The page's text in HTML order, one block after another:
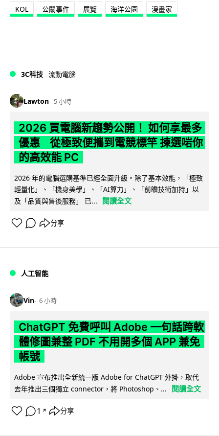
KOL 公關事件 展覽 海洋公園 漫畫家
3C科技 流動電腦
Lawton 5 小時
2026 買電腦新趨勢公開！ 如何享最多
優惠 從極致便攜到電競標竿 揀選啱你
的高效能 PC
2026 年的電腦選購基準已經全面升級。除了基本效能，「極致
輕量化」、「機身美學」、「AI算力」、「前瞻技術加持」以
及「品質與售後服務」 已...
閱讀全文
分享
人工智能
Vin 6 小時
ChatGPT 免費呼叫 Adobe 一句話跨軟
體修圖兼整 PDF 不用開多個 APP 兼免
帳號
Adobe 宣布推出全新統一版 Adobe for ChatGPT 外掛，取代
去年推出三個獨立 connector，將 Photoshop、...
閱讀全文
1 ↗ 分享